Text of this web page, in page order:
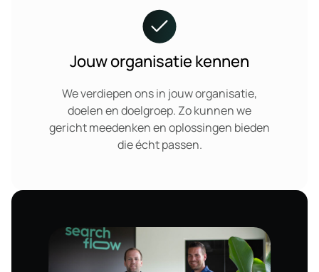
Jouw organisatie kennen
We verdiepen ons in jouw organisatie,
doelen en doelgroep. Zo kunnen we
gericht meedenken en oplossingen bieden
die écht passen.